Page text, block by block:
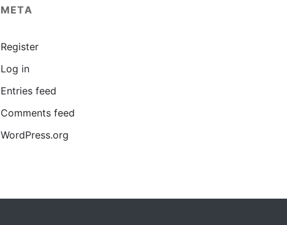
META
Register
Log in
Entries feed
Comments feed
WordPress.org